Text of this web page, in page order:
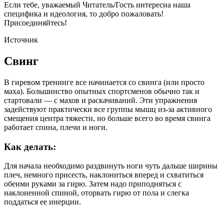
Если тебе, уважаемый Читатель/Гость интересна наша
специфика и идеология, то добро пожаловать!
Присоединяйтесь!
Источник
Свинг
В гиревом тренинге все начинается со свинга (или просто
маха). Большинство опытных спортсменов обычно так и
стартовали — с махов и раскачиваний. Эти упражнения
задействуют практически все группы мышц из-за активного
смещения центра тяжести, но больше всего во время свинга
работает спина, плечи и ноги.
Как делать:
Для начала необходимо раздвинуть ноги чуть дальше ширины
плеч, немного присесть, наклониться вперед и схватиться
обеими руками за гирю. Затем надо приподняться с
наклоненной спиной, оторвать гирю от пола и слегка
поддаться ее инерции.